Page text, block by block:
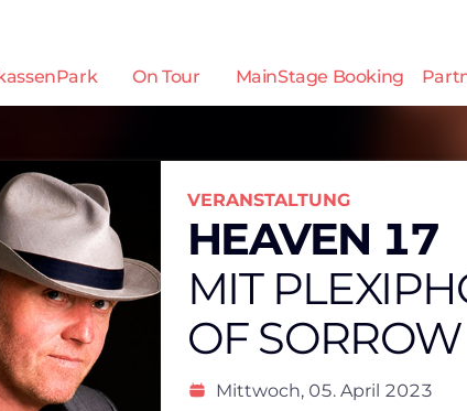
On Tour MainStage Booking
VERANSTALTUNG
HEAVEN 17
MIT
OF SORROW
Mittwoch, 05. April 2023